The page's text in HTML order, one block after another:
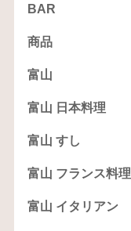
BAR
商品
富山
富山 日本料理
富山 すし
富山 フランス料理
富山 イタリアン